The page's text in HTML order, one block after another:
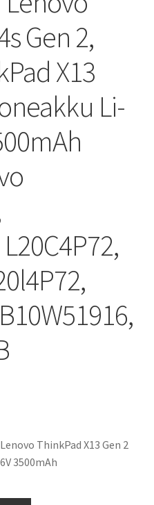
Gen 2,
X13
Li-
ThinkPad X13 Gen 2
3500mAh